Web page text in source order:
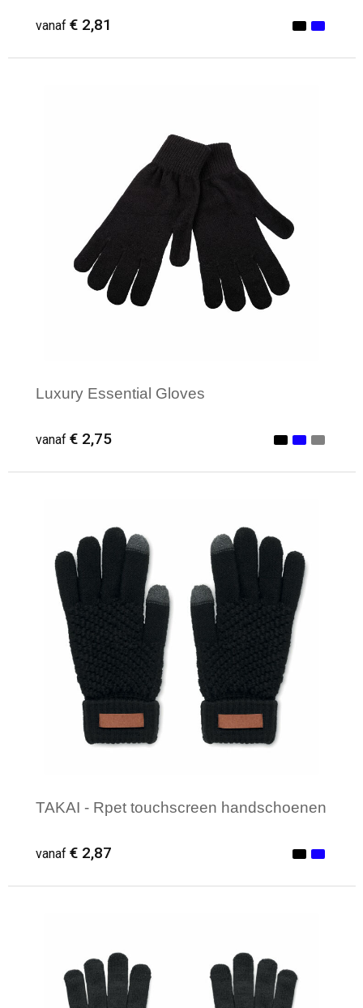
vanaf € 2,81
Luxury Essential Gloves
vanaf € 2,75
Minimale afname: 12
TAKAI - Rpet touchscreen handschoenen
vanaf € 2,87